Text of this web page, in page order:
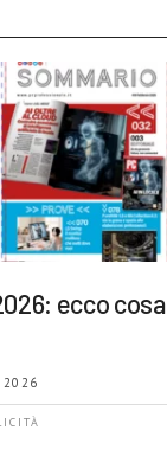
ecco cosa
2026